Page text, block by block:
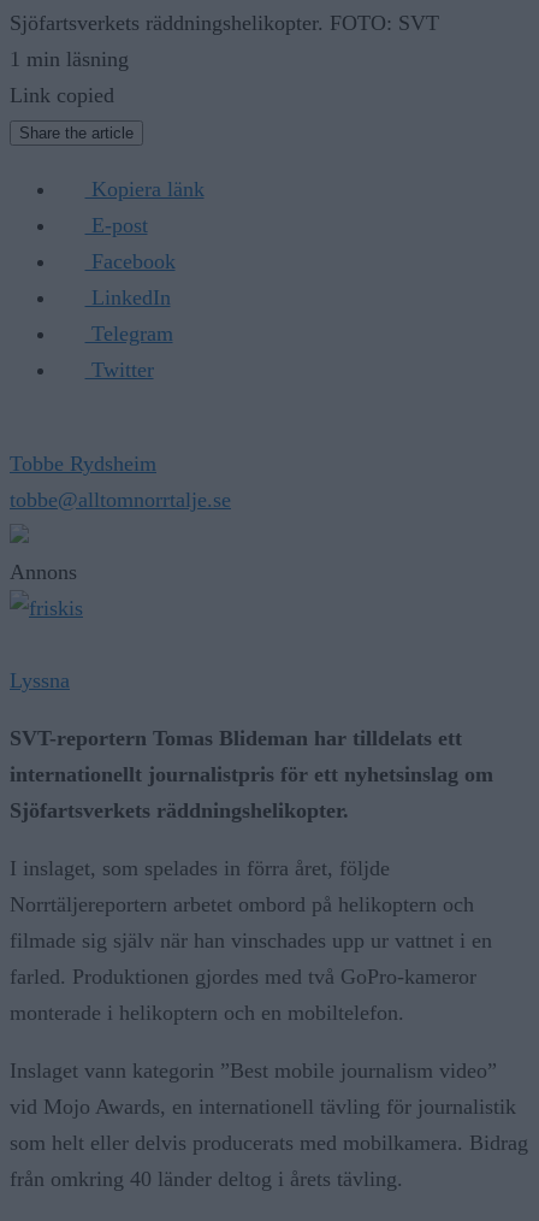
Sjöfartsverkets räddningshelikopter. FOTO: SVT
1 min läsning
Link copied
Share the article
Kopiera länk
E-post
Facebook
LinkedIn
Telegram
Twitter
Tobbe Rydsheim
tobbe@alltomnorrtalje.se
Annons
Lyssna
SVT-reportern Tomas Blideman har tilldelats ett
internationellt journalistpris för ett nyhetsinslag om
Sjöfartsverkets räddningshelikopter.
I inslaget, som spelades in förra året, följde
Norrtäljereportern arbetet ombord på helikoptern och
filmade sig själv när han vinschades upp ur vattnet i en
farled. Produktionen gjordes med två GoPro-kameror
monterade i helikoptern och en mobiltelefon.
Inslaget vann kategorin ”Best mobile journalism video”
vid Mojo Awards, en internationell tävling för journalistik
som helt eller delvis producerats med mobilkamera. Bidrag
från omkring 40 länder deltog i årets tävling.